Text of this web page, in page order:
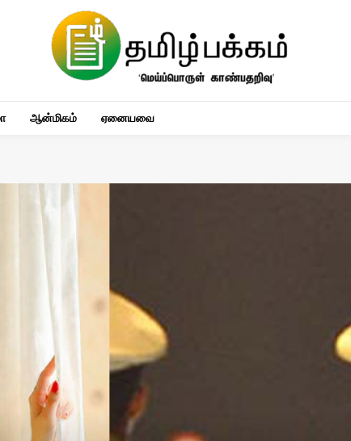
ஆன்மிகம் ஏனையவை